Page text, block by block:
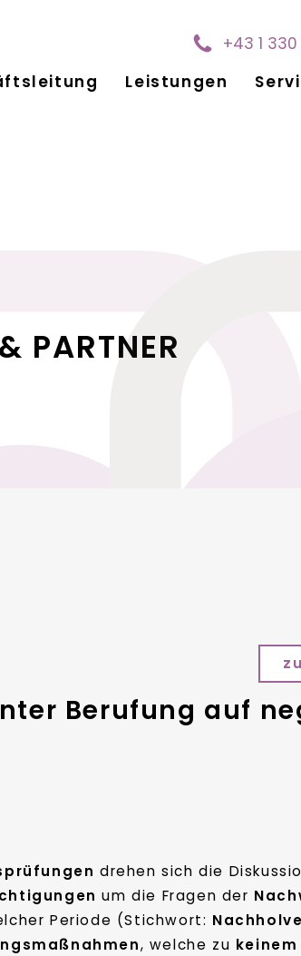
+43 1
Leistungen
PARTNER
Berufung auf
drehen sich die
um die Fragen der
Periode (Stichwort:
, welche zu